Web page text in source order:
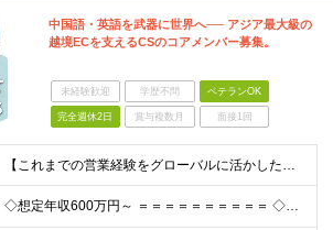
中国語・英語を武器に世界へ── アジア最大級の
越境ECを支えるCSのコアメンバー募集。
未経験歓迎 学歴不問 ベテランOK
完全週休2日 賞与複数月 面接1回
【これまでの営業経験をグローバルに活かしたい方】 ●EC業界エコシステムへの深い理解、および関連する人脈 ●新規開拓、商談推進、パートナー管理の経験 ●英語または中国語：ビジネスコミュニケーションが可
◇想定年収600万円～ ＝＝＝＝＝＝＝＝＝＝ ◇月給50万円以上 ※固定残業代20時間分（月67,600円～）を含む ┗上記を超える時間外労働分は追加で支給 ※経験やスキルを考慮し決定します。 ※試用